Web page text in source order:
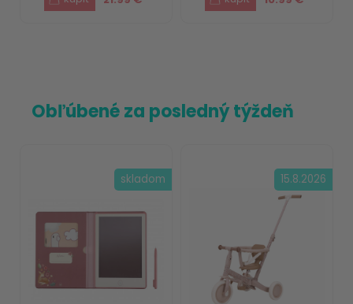
Obľúbené za posledný týždeň
skladom 15.8.2026